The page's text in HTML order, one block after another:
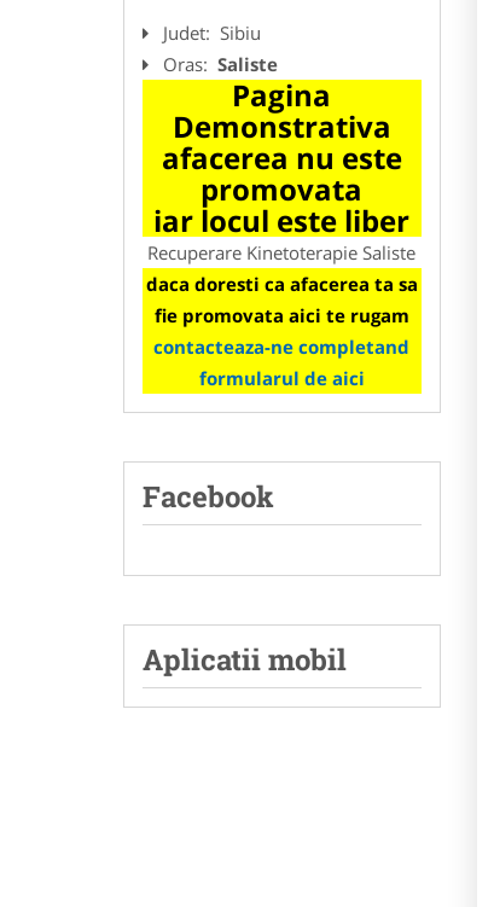
Judet: Sibiu
Oras: Saliste
Pagina
Demonstrativa
afacerea nu este
promovata
iar locul este liber
Recuperare Kinetoterapie Saliste
daca doresti ca afacerea ta sa
fie promovata aici te rugam
contacteaza-ne completand
formularul de aici
Facebook
Aplicatii mobil